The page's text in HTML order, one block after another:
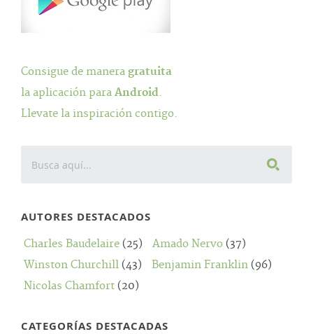
Consigue de manera gratuita
la aplicación para Android.
Llevate la inspiración contigo.
AUTORES DESTACADOS
Charles Baudelaire (25) Amado Nervo (37)
Winston Churchill (43) Benjamin Franklin (96)
Nicolas Chamfort (20)
CATEGORÍAS DESTACADAS